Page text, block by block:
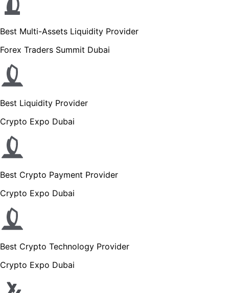
Best Multi-Assets Liquidity Provider
Forex Traders Summit Dubai
Best Liquidity Provider
Crypto Expo Dubai
Best Crypto Payment Provider
Crypto Expo Dubai
Best Crypto Technology Provider
Crypto Expo Dubai